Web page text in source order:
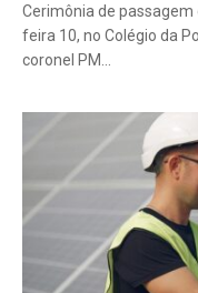
Cerimônia de
feira 10, no Colégio da
coronel PM…